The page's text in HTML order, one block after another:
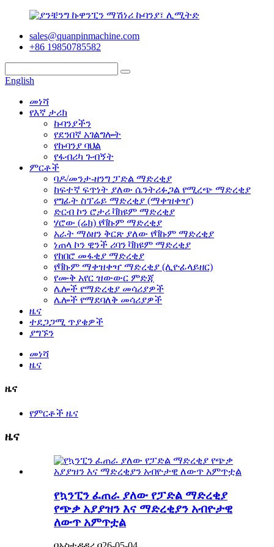
sales@quanpinmachine.com
+86 19850785582
English
መነሻ
የእኛ ታሪክ
ኩባንያችን
የደንበኛ አገልግሎት
የኩባንያ ባህል
የፋብሪካ ጉብኝት
ምርቶች
ባዶ/መንታ-ዘንግ ፓድል ማድረቂያ
ከፍተኛ ፍጥነት ያለው ሴንትሪፉጋል የሚረጭ ማድረቂያ
የግፊት ስፕሬይ ማድረቂያ (ማቀዝቀዣ)
ድርብ ኮን ሮታሪ ቫክዩም ማድረቂያ
ሃሮው (ሬክ) የቫኩም ማድረቂያ
አራት ማዕዘን ቅርጽ ያለው የቫኩም ማድረቂያ
ነጠላ ኮን ዊንች ሪባን ቫክዩም ማድረቂያ
የከበሮ መፋቂያ ማድረቂያ
የቫኩም ማቀዝቀዣ ማድረቂያ (ሊዮፊላይዘር)
የሙቅ አየር ዝውውር ምድጃ
ሌሎች የማድረቂያ መሳሪያዎች
ሌሎች የማደባለቅ መሳሪያዎች
ዜና
ተደጋጋሚ ጥያቄዎች
ያግኙን
መነሻ
ዜና
ዜና
የምርቶች ዜና
ዜና
የኳንፒን ፈጠራ ያለው የፓድል ማድረቂያ
የጭቃ አያያዝን እና ማድረቂያን አብዮታዊ
ለውጥ አምጥቷል